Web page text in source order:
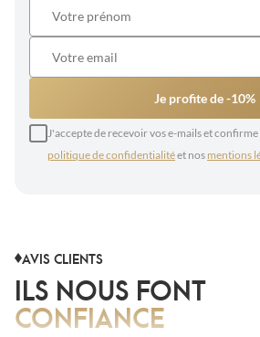
Je profite de -10%
J'accepte de recevoir vos e-mails et
politique de confidentialitéet nos mentions
AVIS CLIENTS
ILS NOUS FONT
CONFIANCE